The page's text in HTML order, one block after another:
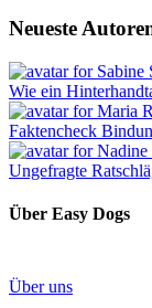
Neueste
Wie ein
Faktencheck
Ungefragte
Über Easy Dogs
Über uns